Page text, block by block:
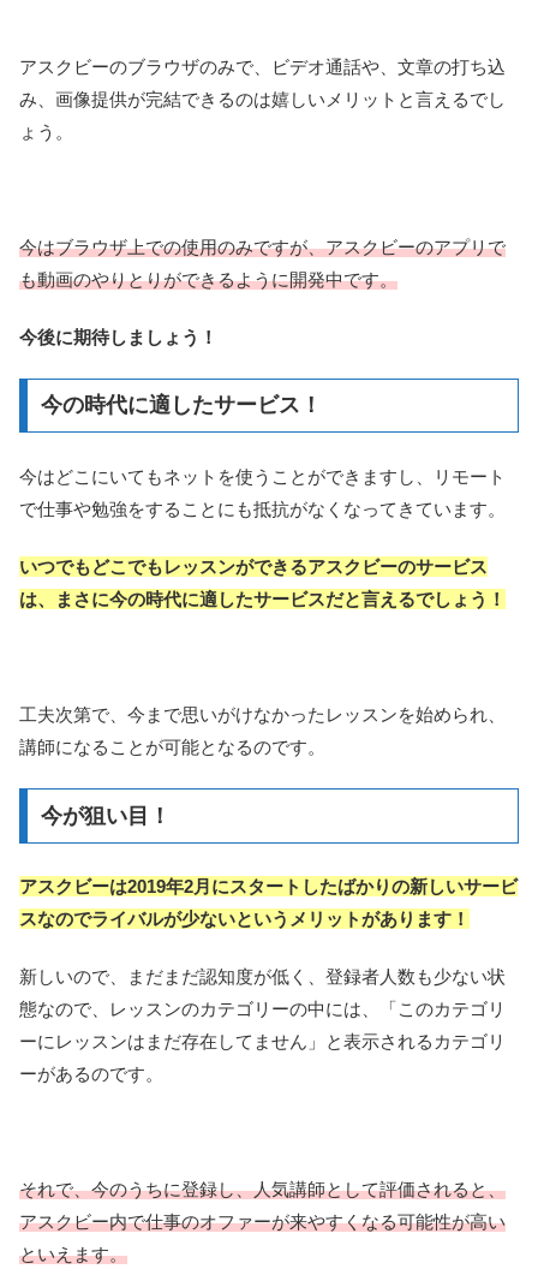
アスクビーのブラウザのみで、ビデオ通話や、文章の打ち込
み、画像提供が完結できるのは嬉しいメリットと言えるでし
ょう。
今はブラウザ上での使用のみですが、アスクビーのアプリで
も動画のやりとりができるように開発中です。
今後に期待しましょう！
今の時代に適したサービス！
今はどこにいてもネットを使うことができますし、リモート
で仕事や勉強をすることにも抵抗がなくなってきています。
いつでもどこでもレッスンができるアスクビーのサービス
は、まさに今の時代に適したサービスだと言えるでしょう！
工夫次第で、今まで思いがけなかったレッスンを始められ、
講師になることが可能となるのです。
今が狙い目！
アスクビーは2019年2月にスタートしたばかりの新しいサービ
スなのでライバルが少ないというメリットがあります！
新しいので、まだまだ認知度が低く、登録者人数も少ない状
態なので、レッスンのカテゴリーの中には、「このカテゴリ
ーにレッスンはまだ存在してません」と表示されるカテゴリ
ーがあるのです。
それで、今のうちに登録し、人気講師として評価されると、
アスクビー内で仕事のオファーが来やすくなる可能性が高い
といえます。